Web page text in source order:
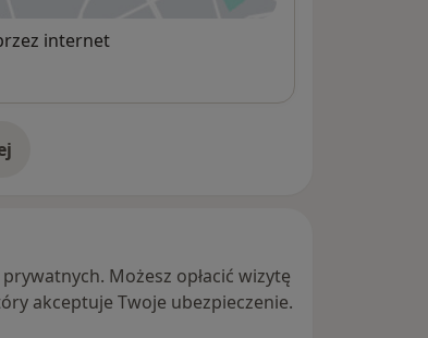
internet
Możesz opłacić wizytę
akceptuje Twoje ubezpieczenie.